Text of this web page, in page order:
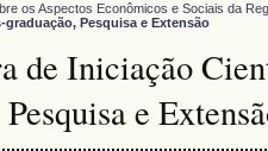
os Aspectos Econômicos e Sociais da
Pesquisa e Extensão
de Iniciação
e